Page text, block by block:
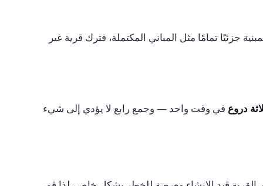
جزئيًا تمامًا مثل المباني المكتملة، فترك قرية غير
دروع في وقت واحد — وجمع رابع لا يؤدي إلى شيء